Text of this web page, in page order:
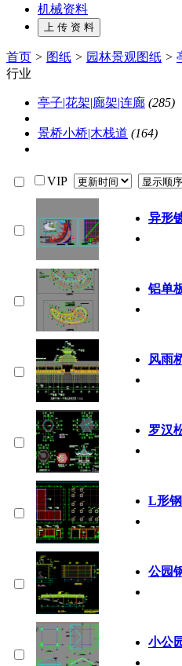
机械资料
首页 > 图纸 > 园林景观图纸 >
行业
亭子|花架|廊架|连廊 (285)
景桥小桥|木栈道 (164)
VIP
异形
铝单
风雨
罗汉
L形
公园
小公